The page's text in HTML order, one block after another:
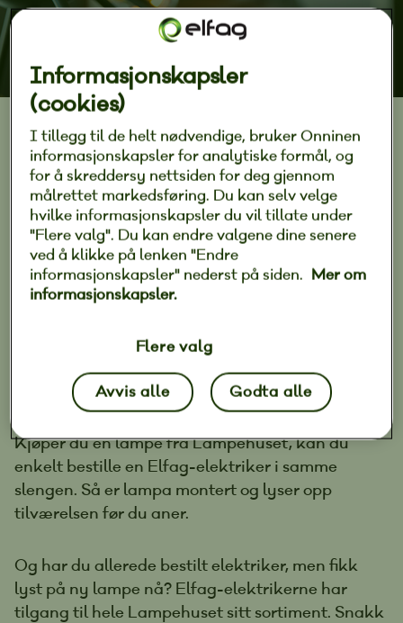
BELYSNING
Elfag og Lampehuset
samarbeider
Publisert 09. mars 2022 |
Ny lampe? Da vil du sikkert ha en flink
elektriker til å montere den riktig – og nå
har vi gjort det enkelt.
Kjøper du en lampe fra Lampehuset, kan du
enkelt bestille en Elfag-elektriker i samme
slengen. Så er lampa montert og lyser opp
tilværelsen før du aner.
Og har du allerede bestilt elektriker, men fikk
lyst på ny lampe nå? Elfag-elektrikerne har
tilgang til hele Lampehuset sitt sortiment. Snakk
Informasjonskapsler
(cookies)
I tillegg til de helt nødvendige, bruker Onninen
informasjonskapsler for analytiske formål, og
for å skreddersy nettsiden for deg gjennom
målrettet markedsføring. Du kan selv velge
hvilke informasjonskapsler du vil tillate under
"Flere valg". Du kan endre valgene dine senere
ved å klikke på lenken "Endre
informasjonskapsler" nederst på siden. Mer om
informasjonskapsler.
Flere valg
Avvis alle Godta alle